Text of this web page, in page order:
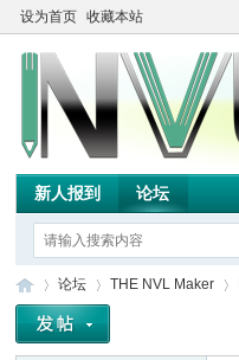
设为首页 收藏本站
新人报到 论坛
论坛 THE NVL Maker